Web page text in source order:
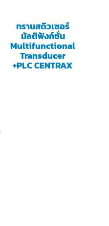
ทรานสดิวเซอร์
มัลติฟังก์ชั่น
Multifunctional
Transducer
+PLC CENTRAX